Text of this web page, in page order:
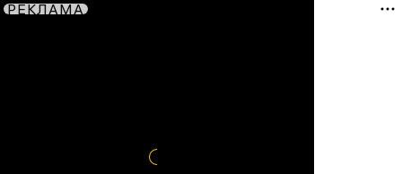
РЕКЛАМА